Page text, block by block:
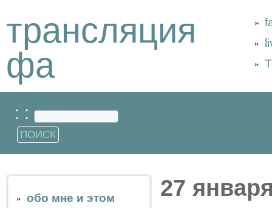
трансляция
фа
: :
обо мне и этом
27